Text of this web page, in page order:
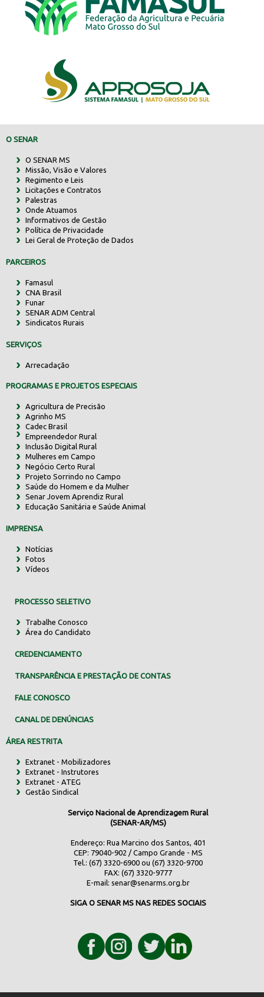
O SENAR
O SENAR MS
Missão, Visão e Valores
Regimento e Leis
Licitações e Contratos
Palestras
Onde Atuamos
Informativos de Gestão
Política de Privacidade
Lei Geral de Proteção de Dados
PARCEIROS
Famasul
CNA Brasil
Funar
SENAR ADM Central
Sindicatos Rurais
SERVIÇOS
Arrecadação
PROGRAMAS E PROJETOS ESPECIAIS
Agricultura de Precisão
Agrinho MS
Cadec Brasil
Empreendedor Rural
Inclusão Digital Rural
Mulheres em Campo
Negócio Certo Rural
Projeto Sorrindo no Campo
Saúde do Homem e da Mulher
Senar Jovem Aprendiz Rural
Educação Sanitária e Saúde Animal
IMPRENSA
Notícias
Fotos
Vídeos
PROCESSO SELETIVO
Trabalhe Conosco
Área do Candidato
CREDENCIAMENTO
TRANSPARÊNCIA E PRESTAÇÃO DE CONTAS
FALE CONOSCO
CANAL DE DENÚNCIAS
ÁREA RESTRITA
Extranet - Mobilizadores
Extranet - Instrutores
Extranet - ATEG
Gestão Sindical
Serviço Nacional de Aprendizagem Rural
(SENAR-AR/MS)
Endereço: Rua Marcino dos Santos, 401
CEP: 79040-902 / Campo Grande - MS
Tel.: (67) 3320-6900 ou (67) 3320-9700
FAX: (67) 3320-9777
E-mail: senar@senarms.org.br
SIGA O SENAR MS NAS REDES SOCIAIS